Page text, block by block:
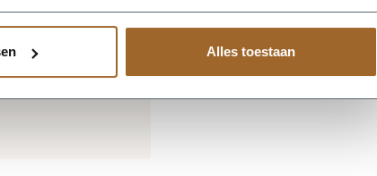
Alles toestaan
voor een
op kantoor,
uit